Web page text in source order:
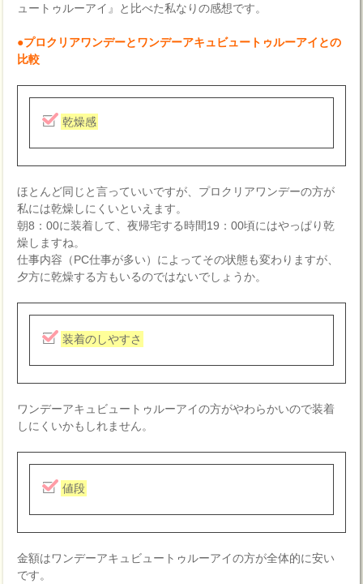
ュートゥルーアイ』と比べた私なりの感想です。
●プロクリアワンデーとワンデーアキュビュートゥルーアイとの
比較
乾燥感
ほとんど同じと言っていいですが、プロクリアワンデーの方が
私には乾燥しにくいといえます。
朝8：00に装着して、夜帰宅する時間19：00頃にはやっぱり乾
燥しますね。
仕事内容（PC仕事が多い）によってその状態も変わりますが、
夕方に乾燥する方もいるのではないでしょうか。
装着のしやすさ
ワンデーアキュビュートゥルーアイの方がやわらかいので装着
しにくいかもしれません。
値段
金額はワンデーアキュビュートゥルーアイの方が全体的に安い
です。